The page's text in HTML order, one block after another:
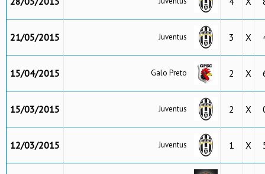
21/05/2015 Juventus 3 X
15/04/2015 Galo Preto 2 X
15/03/2015 Juventus 2 X
12/03/2015 Juventus 1 X